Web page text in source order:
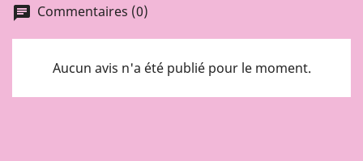
chat Commentaires (0)
Aucun avis n'a été publié pour le moment.